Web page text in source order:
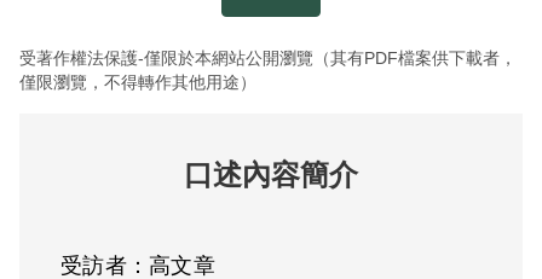
受著作權法保護-僅限於本網站公開瀏覽（其有PDF檔案供下載者，
僅限瀏覽，不得轉作其他用途）
口述內容簡介
受訪者：高文章